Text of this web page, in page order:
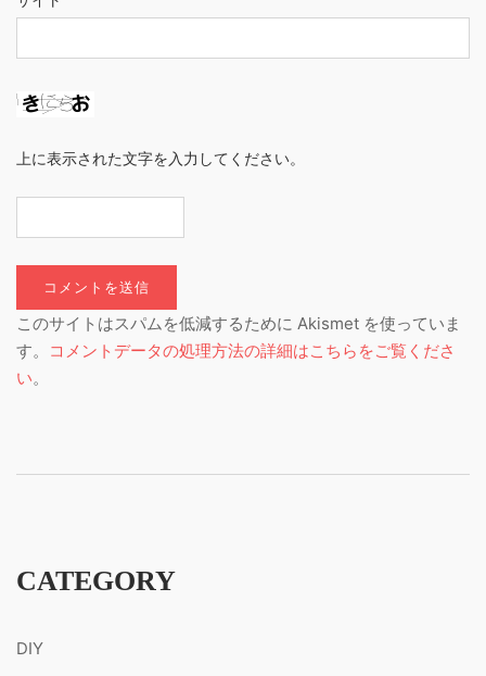
上に表示された文字を入力してください。
このサイトはスパムを低減するために Akismet を使っていま
す。
コメントデータの処理方法の詳細はこちらをご覧くださ
い。
CATEGORY
DIY